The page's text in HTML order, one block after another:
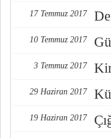
17 Temmuz 2017
10 Temmuz 2017
3 Temmuz 2017
29 Haziran 2017
19 Haziran 2017